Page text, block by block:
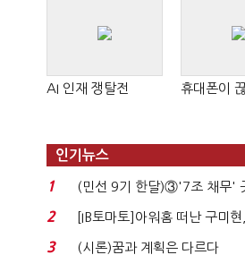
AI 인재 쟁탈전 휴대폰이
인기뉴스
1
(민선 9기 한달)③'7조 채무'
격…추미애, 20년...
2
[IB토마토]아워홈 떠난 구미현
340억 베팅…가...
3 (시론)꿈과 계획은 다르다